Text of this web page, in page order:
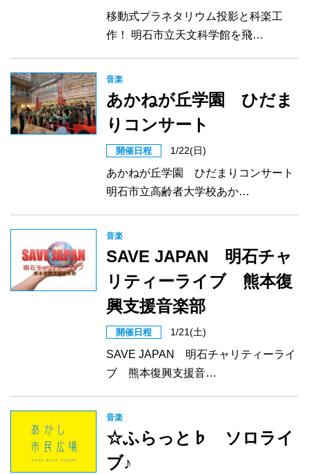
移動式プラネタリウム投影と科楽工
作！ 明石市立天文科学館を飛…
音楽
あかねが丘学園 ひだま
りコンサート
開催日程 1/22(日)
あかねが丘学園 ひだまりコンサート
明石市立高齢者大学校あか…
音楽
SAVE JAPAN 明石チャ
リティーライブ 熊本復
興支援音楽部
開催日程 1/21(土)
SAVE JAPAN 明石チャリティーライ
ブ 熊本復興支援音…
音楽
☆ふらっと♭ ソロライ
ブ♪